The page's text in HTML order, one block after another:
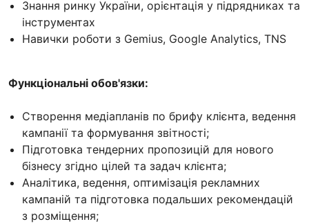
Знання ринку України, орієнтація у підрядниках та
інструментах
Навички роботи з Gemius, Google Analytics, TNS
Функціональні обов'язки:
Створення медіапланів по брифу клієнта, ведення
кампанії та формування звітності;
Підготовка тендерних пропозицій для нового
бізнесу згідно цілей та задач клієнта;
Аналітика, ведення, оптимізація рекламних
кампаній та підготовка подальших рекомендацій
з розміщення;